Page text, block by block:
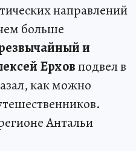
направлений
больше
и
Ерховподвел в
как можно
Антальи